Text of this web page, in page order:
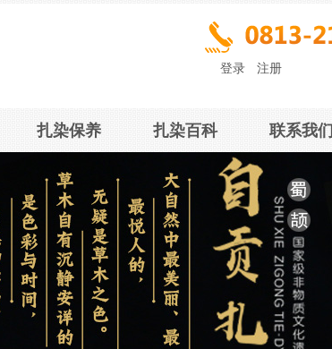
登录 注册
扎染保养 扎染百科 联系我们